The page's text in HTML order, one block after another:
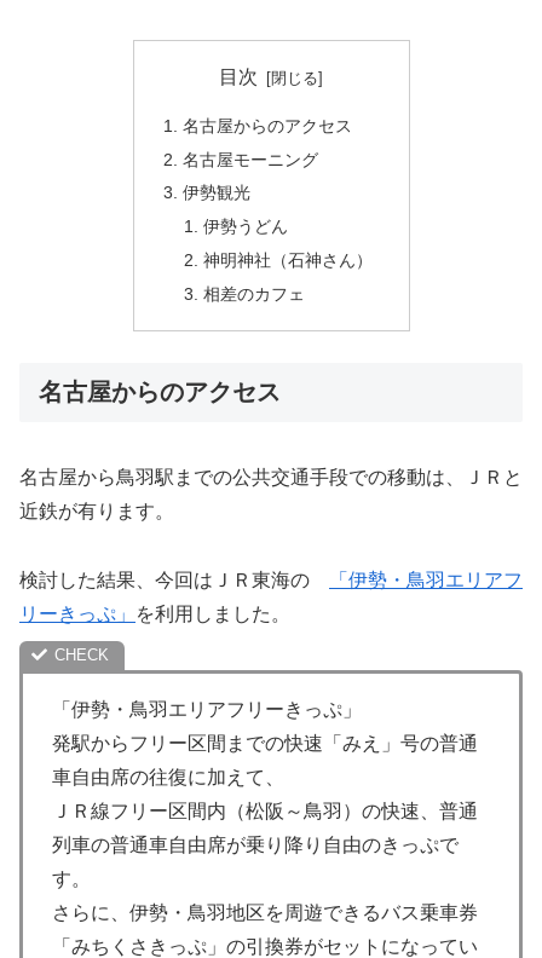
目次
名古屋からのアクセス
名古屋モーニング
伊勢観光
伊勢うどん
神明神社（石神さん）
相差のカフェ
名古屋からのアクセス
名古屋から鳥羽駅までの公共交通手段での移動は、ＪＲと
近鉄が有ります。
検討した結果、今回はＪＲ東海の
「伊勢・鳥羽エリアフ
リーきっぷ」
を利用しました。
「伊勢・鳥羽エリアフリーきっぷ」
発駅からフリー区間までの快速「みえ」号の普通
車自由席の往復に加えて、
ＪＲ線フリー区間内（松阪～鳥羽）の快速、普通
列車の普通車自由席が乗り降り自由のきっぷで
す。
さらに、伊勢・鳥羽地区を周遊できるバス乗車券
「みちくさきっぷ」の引換券がセットになってい